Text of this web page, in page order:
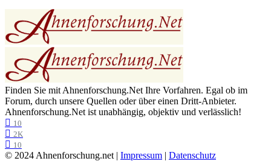
Finden Sie mit Ahnenforschung.Net Ihre Vorfahren. Egal ob im
Forum, durch unsere Quellen oder über einen Dritt-Anbieter.
Ahnenforschung.Net ist unabhängig, objektiv und verlässlich!
10
2K
10
© 2024 Ahnenforschung.net | Impressum | Datenschutz